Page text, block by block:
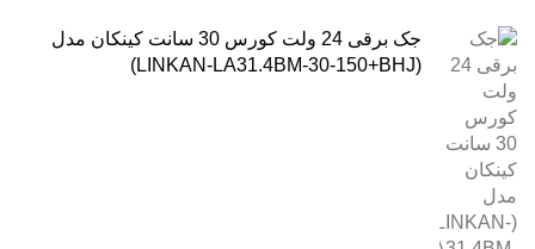
جک برقی 24 ولت کورس 30 سانت کینکان مدل
(LINKAN-LA31.4BM-30-150+BHJ)